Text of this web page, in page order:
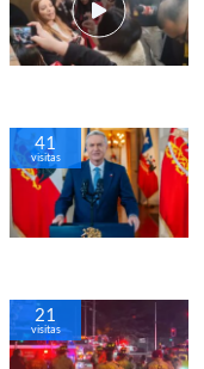
41
visitas
21
visitas